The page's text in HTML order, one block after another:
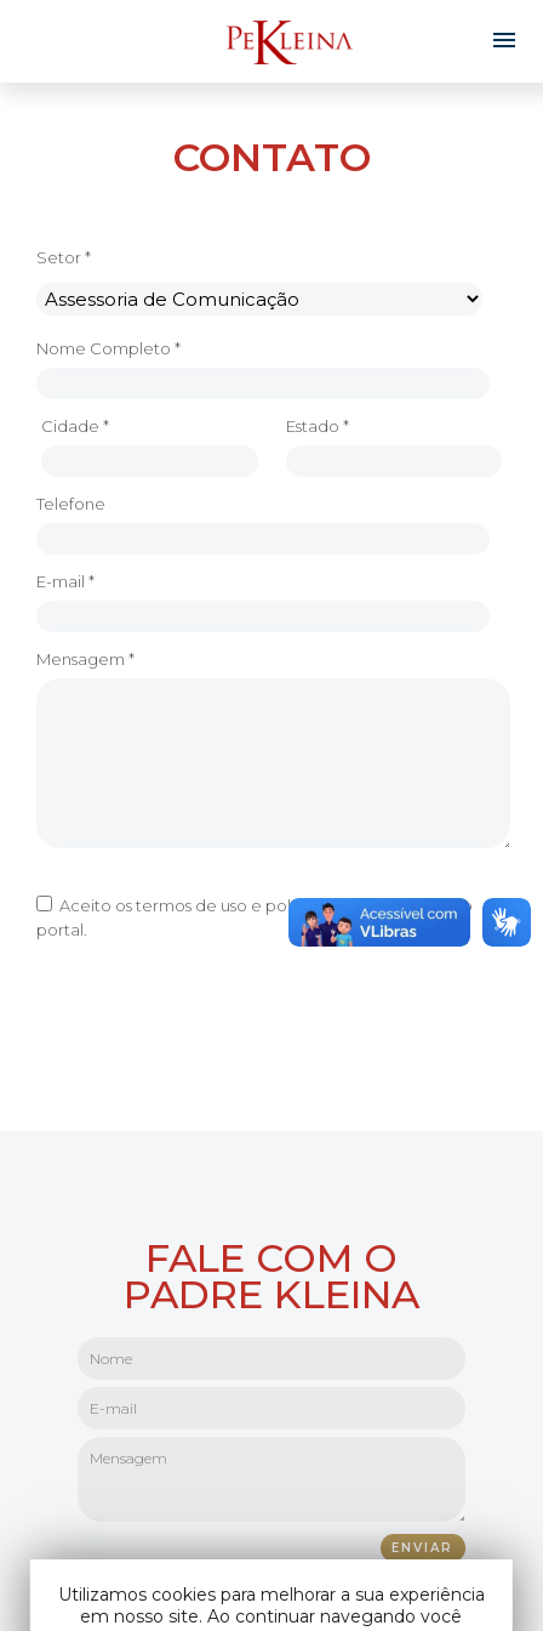
Utilizamos cookies para melhorar a sua experiência
em nosso site. Ao continuar navegando você
CONTATO
Setor *
Nome Completo *
Cidade * Estado *
Telefone
E-mail *
Mensagem *
Aceito ostermos de uso e política de privacidade
do
portal.
FALE COM O
PADRE KLEINA